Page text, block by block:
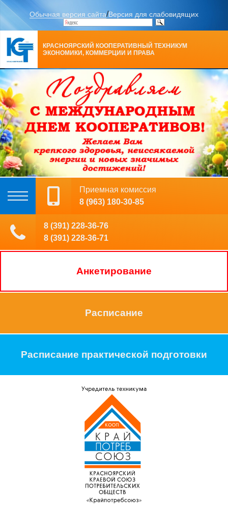
Обычная версия сайта/Версия для слабовидящих
КРАСНОЯРСКИЙ КООПЕРАТИВНЫЙ ТЕХНИКУМ
ЭКОНОМИКИ, КОММЕРЦИИ И ПРАВА
Приемная комиссия
8 (963) 180-30-85
8 (391) 228-36-76
8 (391) 228-36-71
Анкетирование
Расписание
Расписание практической подготовки